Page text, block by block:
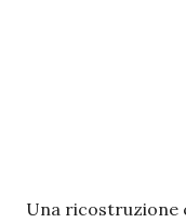
Una ricostruzione